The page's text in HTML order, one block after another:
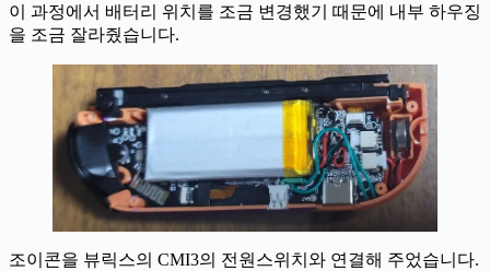
이 과정에서 배터리 위치를 조금 변경했기 때문에 내부 하우징
을 조금 잘라줬습니다.
조이콘을 뷰릭스의 CMI3의 전원스위치와 연결해 주었습니다.